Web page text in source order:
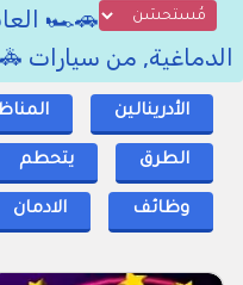
🚗🏎
الدماغية, من سيارات
الأدرينالين
الطرق يتحطم
وظائف الادمان